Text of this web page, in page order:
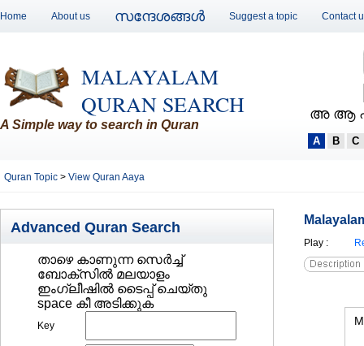
Home About us സന്ദേശങ്ങള്‍ Suggest a topic Contact
MALAYALAM
QURAN SEARCH
A Simple way to search in Quran
അ ആ
A B C
Quran Topic > View Quran Aaya
Advanced Quran Search
താഴെ കാണുന്ന സെര്‍ച്ച്‌
ബോക്സില്‍ മലയാളം
ഇംഗ്ലീഷില്‍ ടൈപ്പ് ചെയ്തു
space കീ അടിക്കുക
Key
Play :